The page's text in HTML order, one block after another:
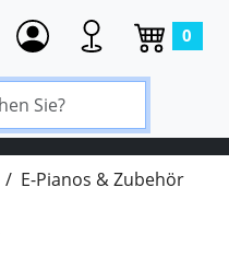
0
E-Pianos & Zubehör